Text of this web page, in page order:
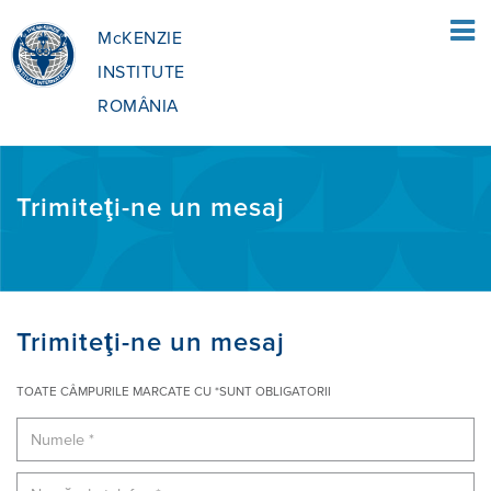
McKENZIE
INSTITUTE
ROMÂNIA
CE ESTE METODA MCKENZIE
GĂSIŢI UN TERAPEUT
TERAPEUŢI
BENEFICIILE MDT
CUM POȚI DEVENI TERAPEUT
DESPRE NOI
Trimiteţi-ne un mesaj
Trimiteţi-ne un mesaj
TOATE CÂMPURILE MARCATE CU *SUNT OBLIGATORII